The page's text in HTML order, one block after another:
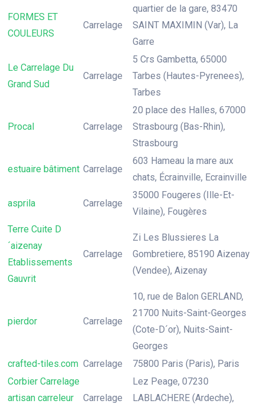
FORMES ET
COULEURS
Carrelage
quartier de la gare, 83470
SAINT MAXIMIN (Var), La
Garre
Le Carrelage Du
Grand Sud
Carrelage
5 Crs Gambetta, 65000
Tarbes (Hautes-Pyrenees),
Tarbes
Procal Carrelage
20 place des Halles, 67000
Strasbourg (Bas-Rhin),
Strasbourg
estuaire bâtiment Carrelage
603 Hameau la mare aux
chats, Écrainville, Ecrainville
asprila Carrelage
35000 Fougeres (Ille-Et-
Vilaine), Fougères
Terre Cuite D
´aizenay
Etablissements
Gauvrit
Carrelage
Zi Les Blussieres La
Gombretiere, 85190 Aizenay
(Vendee), Aizenay
pierdor Carrelage
10, rue de Balon GERLAND,
21700 Nuits-Saint-Georges
(Cote-D´or), Nuits-Saint-
Georges
crafted-tiles.com Carrelage
75800 Paris (Paris), Paris
Corbier Carrelage
artisan carreleur
Carrelage
Lez Peage, 07230
LABLACHERE (Ardeche),